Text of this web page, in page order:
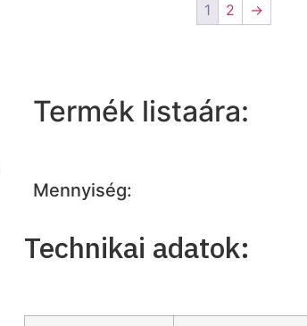
1 2 →
Termék listaára:
Mennyiség:
Technikai adatok: